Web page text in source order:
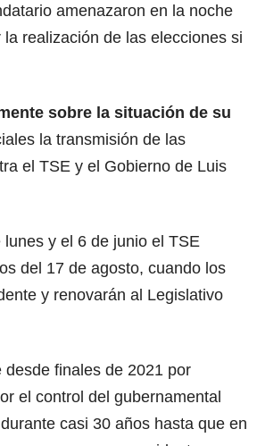
amenazaron en la noche
realización de las elecciones si
sobre la situación de su
la transmisión de las
el TSE y el Gobierno de Luis
y el 6 de junio el TSE
del 17 de agosto, cuando los
y renovarán al Legislativo
finales de 2021 por
el control del gubernamental
casi 30 años hasta que en